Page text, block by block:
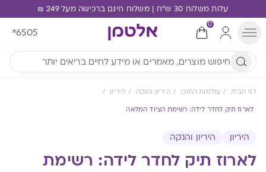
עלות משלוח 30 ש"ח | משלוח חינם ברכישה מעל 249 ₪
0
*6505
דף הבית עולמות התוכן היריון והנקה היריון
לארוז תיק לחדר לידה: רשימת הציוד המלאה
היריון היריון והנקה
לארוז תיק לחדר לידה: רשימת